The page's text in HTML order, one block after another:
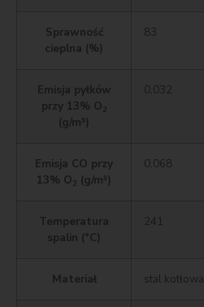
Sprawność
cieplna (%)
83
Emisja pyłków
przy 13% O2
(g/m³)
0,032
Emisja CO przy
13% O2 (g/m³)
0,068
Temperatura
spalin (°C)
241
Materiał stal